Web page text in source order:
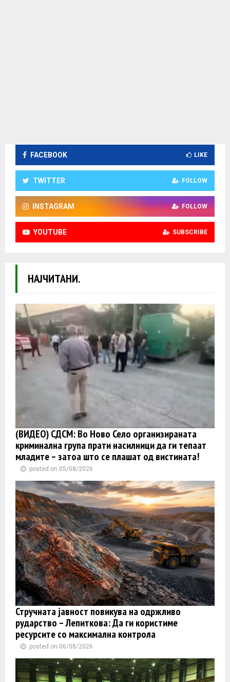
FACEBOOK LIKE
TWITTER FOLLOW
INSTAGRAM FOLLOW
YOUTUBE SUBSCRIBE
НАЈЧИТАНИ.
(ВИДЕО) СДСМ: Во Ново Село организираната
криминална група прати насилници да ги тепаат
младите – затоа што се плашат од вистината!
posted on 05/08/2026
Стручната јавност повикува на одржливо
рударство – Лепиткова: Да ги користиме
ресурсите со максимална контрола
posted on 06/08/2026